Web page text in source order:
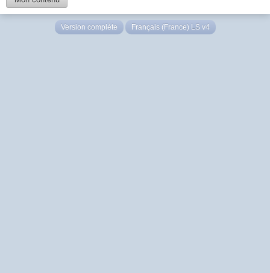
Version complète Français (France) LS v4